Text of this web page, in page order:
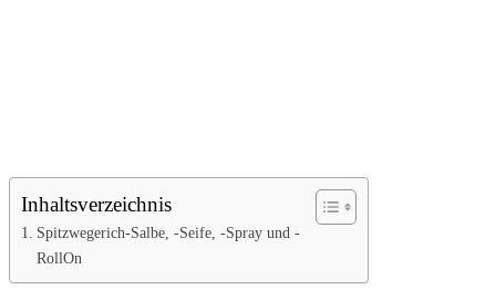
Inhaltsverzeichnis
Spitzwegerich-Salbe, -Seife, -Spray und -
RollOn